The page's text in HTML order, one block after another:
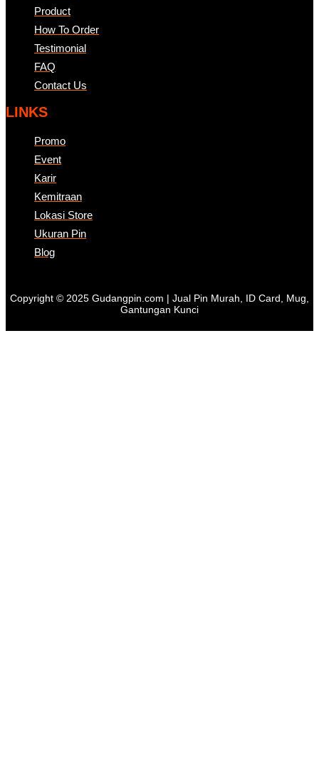
Product
How To Order
Testimonial
FAQ
Contact Us
LINKS
Promo
Event
Karir
Kemitraan
Lokasi Store
Ukuran Pin
Blog
Copyright © 2025 Gudangpin.com | Jual Pin Murah, ID Card, Mug,
Gantungan Kunci